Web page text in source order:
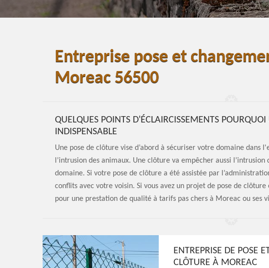
Entreprise pose et
Moreac 56500
QUELQUES POINTS D'ÉCLAIRCISSEMENTS POURQUOI
INDISPENSABLE
Une pose de clôture vise d’abord à sécuriser votre domaine dans
l’intrusion des animaux. Une clôture va empêcher aussi
domaine. Si votre pose de clôture a été assistée par
conflits avec votre voisin. Si vous avez un projet de pose de
pour une prestation de qualité à tarifs pas chers à Moreac ou ses
ENTREPRISE DE POSE
CLÔTURE À MOREAC